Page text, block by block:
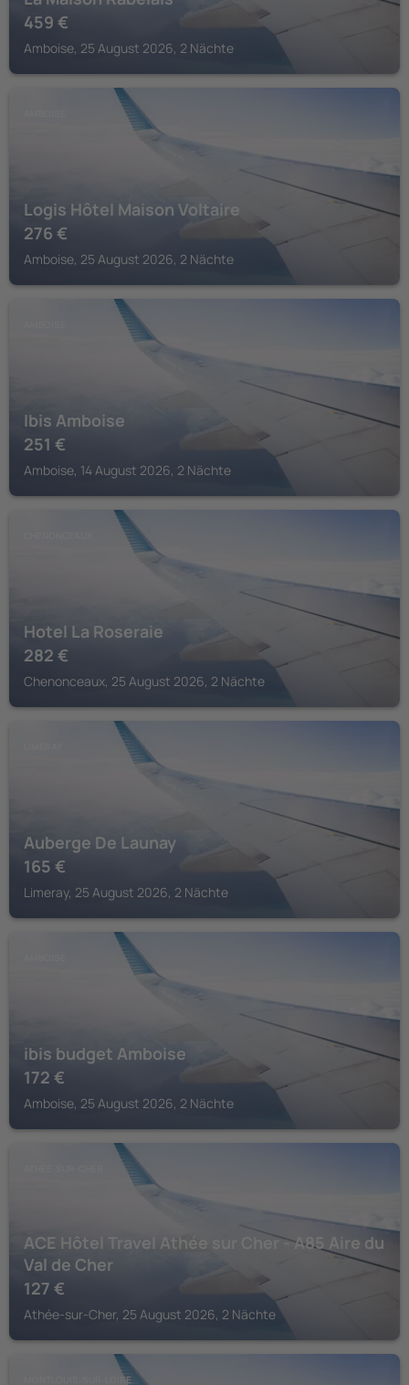
459 €
Amboise, 25 August 2026, 2 Nächte
Logis Hôtel Maison Voltaire
276 €
Amboise, 25 August 2026, 2 Nächte
Ibis Amboise
251 €
Amboise, 14 August 2026, 2 Nächte
Hotel La Roseraie
282 €
Chenonceaux, 25 August 2026, 2 Nächte
Auberge De Launay
165 €
Limeray, 25 August 2026, 2 Nächte
ibis budget Amboise
172 €
Amboise, 25 August 2026, 2 Nächte
ACE Hôtel Travel Athée sur Cher - A85 Aire du
Val de Cher
127 €
Athée-sur-Cher, 25 August 2026, 2 Nächte
MONTLOUIS-SUR-LOIRE